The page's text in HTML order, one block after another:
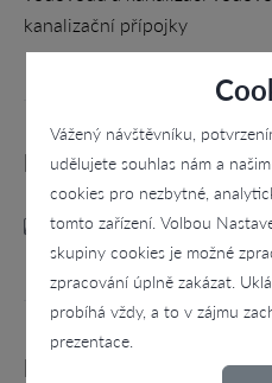
Vážený návštěvníku,
udělujete souhlas nám a
cookies pro nezbytné,
tomto zařízení. Volbou
skupiny cookies je možné
zpracování úplně zakázat.
probíhá vždy, a to v zájmu
prezentace.
kanalizační přípojky
Kategorie
Voda, kanalizace
Podobné firmy